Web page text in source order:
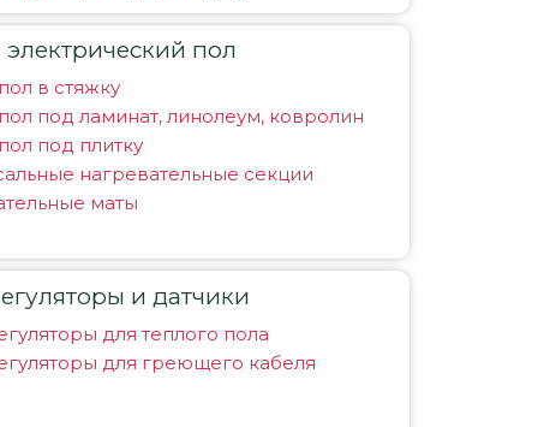
пол
в стяжку
под ламинат, линолеум, ковролин
под плитку
нагревательные секции
маты
и датчики
для теплого пола
для греющего кабеля